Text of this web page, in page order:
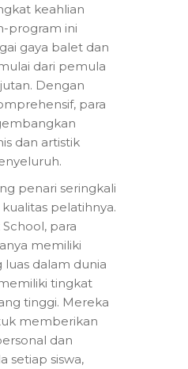
keahlian
program ini
gaya balet dan
dari pemula
Dengan
para
dan artistik
penari seringkali
pelatihnya.
para
memiliki
dalam dunia
tingkat
tinggi. Mereka
memberikan
dan
setiap siswa,